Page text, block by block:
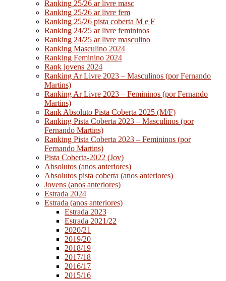
Ranking 25/26 ar livre masc
Ranking 25/26 ar livre fem
Ranking 25/26 pista coberta M e F
Ranking 24/25 ar livre femininos
Ranking 24/25 ar livre masculino
Ranking Masculino 2024
Ranking Feminino 2024
Rank jovens 2024
Ranking Ar Livre 2023 – Masculinos (por Fernando
Martins)
Ranking Ar Livre 2023 – Femininos (por Fernando
Martins)
Rank Absoluto Pista Coberta 2025 (M/F)
Ranking Pista Coberta 2023 – Masculinos (por
Fernando Martins)
Ranking Pista Coberta 2023 – Femininos (por
Fernando Martins)
Pista Coberta-2022 (Jov)
Absolutos (anos anteriores)
Absolutos pista coberta (anos anteriores)
Jovens (anos anteriores)
Estrada 2024
Estrada (anos anteriores)
Estrada 2023
Estrada 2021/22
2020/21
2019/20
2018/19
2017/18
2016/17
2015/16